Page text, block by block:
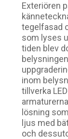
Exteriören
tegelfasad
som lyses
tiden blev
inom
tillverka
lösning
ljus med
och